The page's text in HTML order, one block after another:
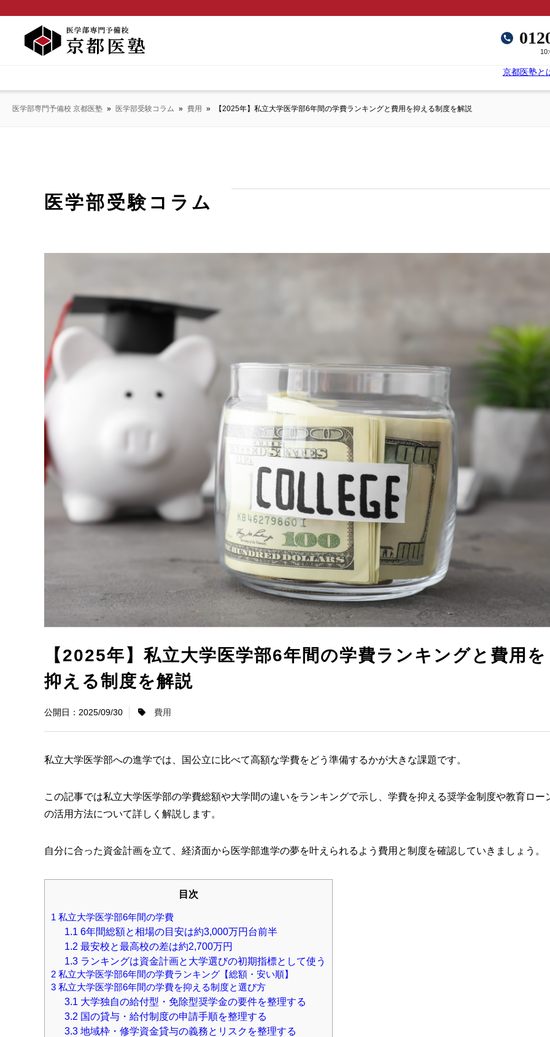
京都医塾と
医学部専門予備校 京都医塾 » 医学部受験コラム » 費用 » 【2025年】私立大学医学部6年間の学費ランキングと費用を抑える制度を解説
医学部受験コラム
【2025年】私立大学医学部6年間の学費ランキングと費用を
抑える制度を解説
2025/09/30 費用
私立大学医学部への進学では、国公立に比べて高額な学費をどう準備するかが大きな課題です。
この記事では私立大学医学部の学費総額や大学間の違いをランキングで示し、学費を抑える奨学金制度や教育ロー
の活用方法について詳しく解説します。
自分に合った資金計画を立て、経済面から医学部進学の夢を叶えられるよう費用と制度を確認していきましょう。
目次
1 私立大学医学部6年間の学費
1.1 6年間総額と相場の目安は約3,000万円台前半
1.2 最安校と最高校の差は約2,700万円
1.3ランキングは資金計画と大学選びの初期指標として使う
2 私立大学医学部6年間の学費ランキング【総額・安い順】
3 私立大学医学部6年間の学費を抑える制度と選び方
3.1 大学独自の給付型・免除型奨学金の要件を整理する
3.2 国の貸与・給付制度の申請手順を整理する
3.3地域枠・修学資金貸与の義務とリスクを整理する